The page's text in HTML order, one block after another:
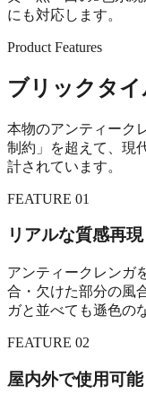
にも対応します。
Product Features
ブリックタ
本物のアンティーク
制約」を超えて、現
計されています。
FEATURE 01
リアルな質感再現
アンティークレンガ
合・欠けた部分の風
ガと並べても遜色の
FEATURE 02
屋内外で使用可能